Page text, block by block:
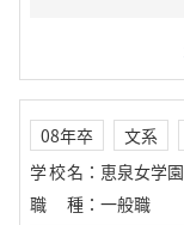
08年卒 文系
学校名 ： 恵泉女学
職種 ： 一般職